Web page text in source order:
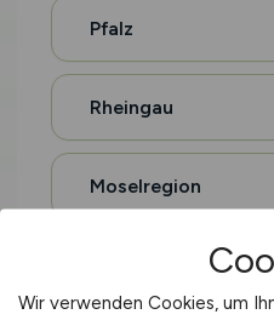
Pfalz
Rheingau
Moselregion
Wir verwenden Cookies, um